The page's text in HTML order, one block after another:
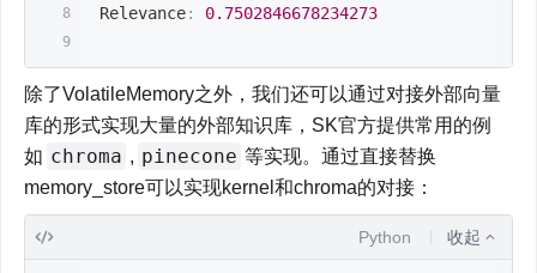
  Relevance
: 0.7502846678234273
除了VolatileMemory之外，我们还可以通过对接外部向量
库的形式实现大量的外部知识库，SK官方提供常用的例
如 chroma , pinecone 等实现。通过直接替换
memory_store可以实现kernel和chroma的对接：
Python 收起